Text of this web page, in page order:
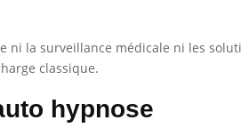
la surveillance médicale ni les
classique.
hypnose